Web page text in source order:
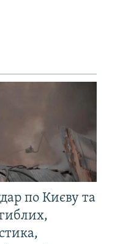
по Києву та